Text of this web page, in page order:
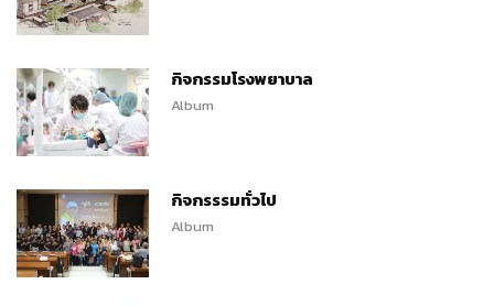
กิจกรรมโรงพยาบาล
Album
กิจกรรรมทั่วไป
Album